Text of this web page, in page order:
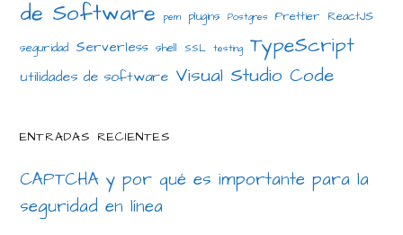
de Software
pem plugins Postgres Prettier ReactJS
seguridad Serverless shell SSL testing TypeScript
utilidades de software Visual Studio Code
ENTRADAS RECIENTES
CAPTCHA y por qué es importante para la
seguridad en línea